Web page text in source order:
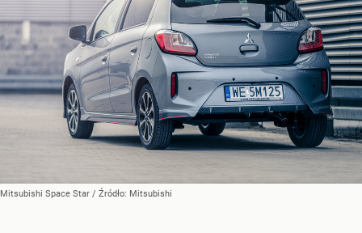
Mitsubishi Space Star / Źródło: Mitsubishi